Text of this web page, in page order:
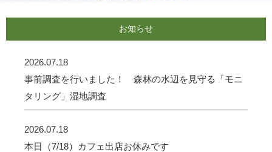
お知らせ
2026.07.18
事前調査を行いました！ 森林の水辺を見守る「モニ
タリング」湿地調査
2026.07.18
本日（7/18）カフェ出店お休みです